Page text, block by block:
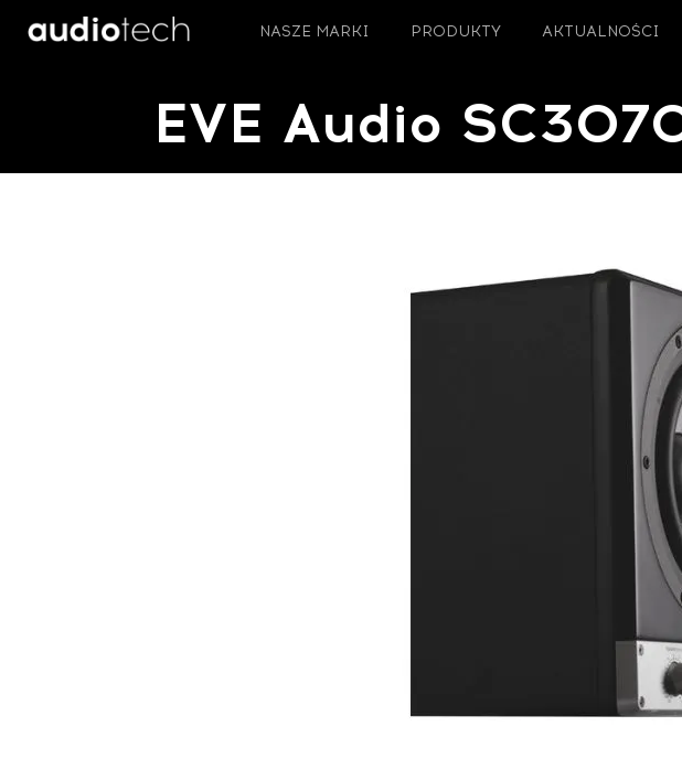
NASZE MARKI PRODUKTY AKTUALNOŚCI
EVE Audio